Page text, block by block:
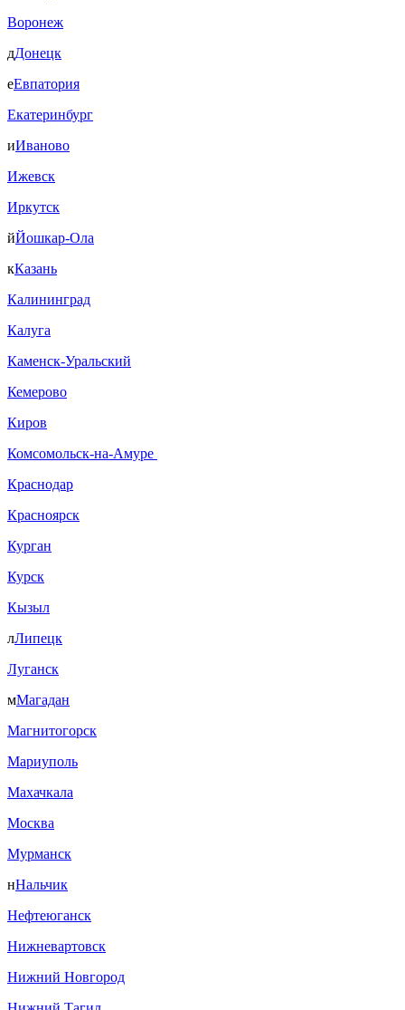
Воронеж
дДонецк
еЕвпатория
Екатеринбург
иИваново
Ижевск
Иркутск
йЙошкар-Ола
кКазань
Калининград
Калуга
Каменск-Уральский
Кемерово
Киров
Комсомольск-на-Амуре
Краснодар
Красноярск
Курган
Курск
Кызыл
лЛипецк
Луганск
мМагадан
Магнитогорск
Мариуполь
Махачкала
Москва
Мурманск
нНальчик
Нефтеюганск
Нижневартовск
Нижний Новгород